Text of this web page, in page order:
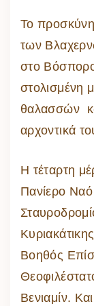
Το
των
στο
στολισμένη
θαλασσών
αρχοντικά
Η τέταρτη
Πανίερο Ναό
Βοηθός
Βενιαμίν.